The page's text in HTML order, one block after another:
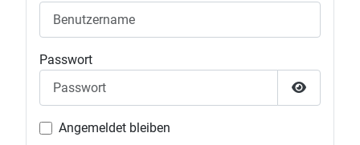
Passwort
Passwort
Angemeldet bleiben